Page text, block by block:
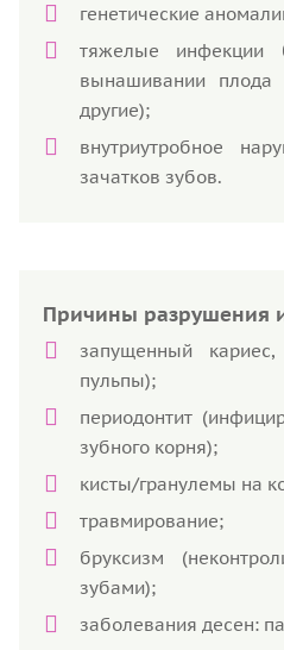
генетические
тяжелые инфекции
вынашивании плода
другие);
внутриутробное
зачатков зубов.
Причины разрушения
запущенный кариес,
пульпы);
периодонтит
зубного корня);
кисты/гранулемы на
травмирование;
бруксизм
зубами);
заболевания десен: